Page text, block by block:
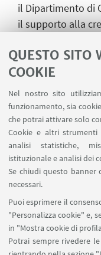
QUESTO SITO
COOKIE
Nel nostro sito
funzionamento, sia
che potrai attivare solo
Cookie e altri
analisi statistiche,
istituzionale e analisi dei
Se chiudi questo banner
necessari.
Puoi esprimere il
"Personalizza cookie" e,
in "Mostra cookie di
Potrai sempre rivedere
il Dipartimento di
il supporto alla
Per scoprire di
gruppo basta
AMA Community
Gruppi" e